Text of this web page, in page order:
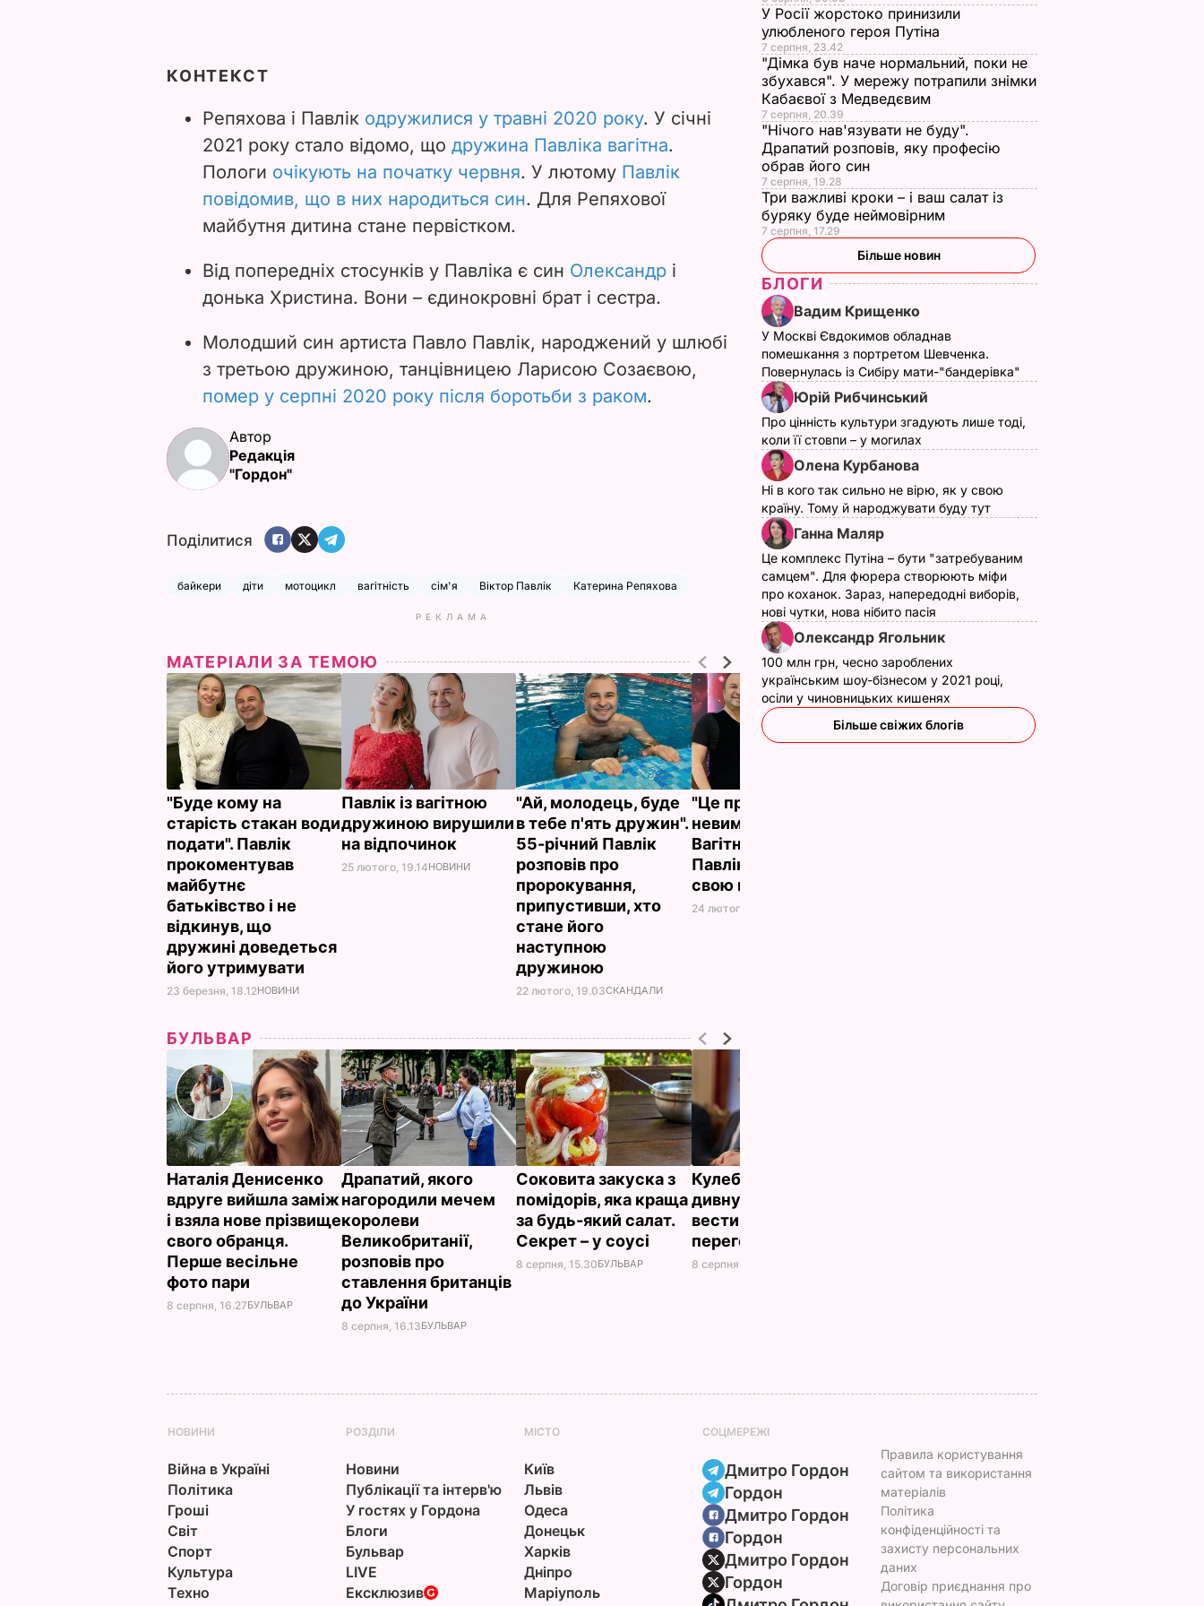
КОНТЕКСТ
Репяхова і Павлік одружилися у травні 2020 року. У січні
2021 року стало відомо, що дружина Павліка вагітна.
Пологи очікують на початку червня. У лютому Павлік
повідомив, що в них народиться син. Для Репяхової
майбутня дитина стане первістком.
Від попередніх стосунків у Павліка є син Олександр і
донька Христина. Вони – єдинокровні брат і сестра.
Молодший син артиста Павло Павлік, народжений у шлюбі
з третьою дружиною, танцівницею Ларисою Созаєвою,
помер у серпні 2020 року після боротьби з раком.
Автор
Редакція
"Гордон"
Поділитися
байкери діти мотоцикл вагітність сім'я Віктор Павлік Катерина Репяхова
РЕКЛАМА
МАТЕРІАЛИ ЗА ТЕМОЮ
"Буде кому на
старість стакан води
подати". Павлік
прокоментував
майбутнє
батьківство і не
відкинув, що
дружині доведеться
його утримувати
23 березня, 18.12НОВИНИ
Павлік із вагітною
дружиною вирушили
на відпочинок
25 лютого, 19.14НОВИНИ
"Ай, молодець, буде
в тебе п'ять дружин".
55-річний Павлік
розповів про
пророкування,
припустивши, хто
стане його
наступною
дружиною
22 лютого, 19.03СКАНДАЛИ
"Це просто
невимовні відчуття".
Вагітна дружина
Павліка показала
свою нову машину
24 лютого, 16.13
БУЛЬВАР
Наталія Денисенко
вдруге вийшла заміж
і взяла нове прізвище
свого обранця.
Перше весільне
фото пари
8 серпня, 16.27БУЛЬВАР
Драпатий, якого
нагородили мечем
королеви
Великобританії,
розповів про
ставлення британців
до України
8 серпня, 16.13БУЛЬВАР
Соковита закуска з
помідорів, яка краща
за будь-який салат.
Секрет – у соусі
8 серпня, 15.30БУЛЬВАР
Кулеба розповів про
дивну манеру Путіна
вести телефонні
переговори
8 серпня, 10.25
У Росії жорстоко принизили
улюбленого героя Путіна
7 серпня, 23.42
"Дімка був наче нормальний, поки не
збухався". У мережу потрапили знімки
Кабаєвої з Медведєвим
7 серпня, 20.39
"Нічого нав'язувати не буду".
Драпатий розповів, яку професію
обрав його син
7 серпня, 19.28
Три важливі кроки – і ваш салат із
буряку буде неймовірним
7 серпня, 17.29
Більше новин
БЛОГИ
Вадим Крищенко
У Москві Євдокимов обладнав
помешкання з портретом Шевченка.
Повернулась із Сибіру мати-"бандерівка"
Юрій Рибчинський
Про цінність культури згадують лише тоді,
коли її стовпи – у могилах
Олена Курбанова
Ні в кого так сильно не вірю, як у свою
країну. Тому й народжувати буду тут
Ганна Маляр
Це комплекс Путіна – бути "затребуваним
самцем". Для фюрера створюють міфи
про коханок. Зараз, напередодні виборів,
нові чутки, нова нібито пасія
Олександр Ягольник
100 млн грн, чесно зароблених
українським шоу-бізнесом у 2021 році,
осіли у чиновницьких кишенях
Більше свіжих блогів
НОВИНИ
Війна в Україні
Політика
Гроші
Світ
Спорт
Культура
Техно
РОЗДІЛИ
Новини
Публікації та інтерв'ю
У гостях у Гордона
Блоги
Бульвар
LIVE
Ексклюзив
МІСТО
Київ
Львів
Одеса
Донецьк
Харків
Дніпро
Маріуполь
СОЦМЕРЕЖІ
Дмитро Гордон
Гордон
Дмитро Гордон
Гордон
Дмитро Гордон
Гордон
Правила користування
сайтом та використання
матеріалів
Політика
конфіденційності та
захисту персональних
даних
Договір приєднання про